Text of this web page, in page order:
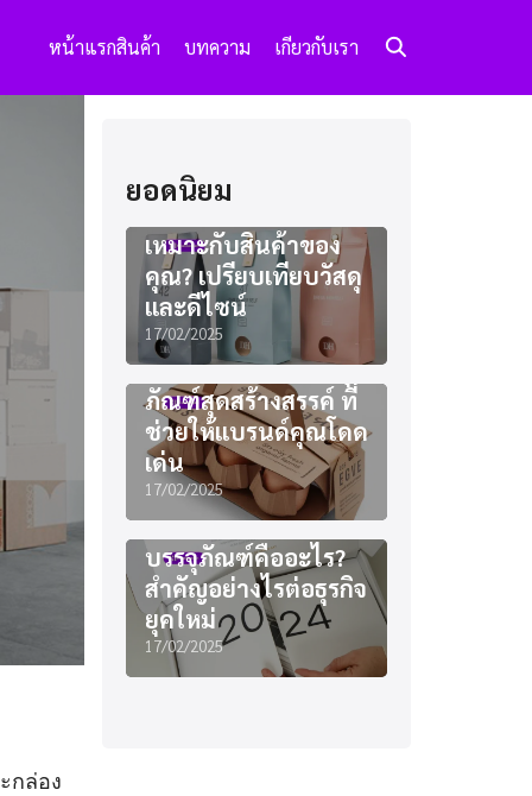
หน้าแรกสินค้า บทความ เกียวกับเรา
กล่อง
ยอดนิยม
เหมาะกับสินค้าของ
คุณ? เปรียบเทียบวัสดุ
และดีไซน์
17/02/2025
ไอเดียออกแบบบรรจุ
ภัณฑ์สุดสร้างสรรค์ ที่
ช่วยให้แบรนด์คุณโดด
เด่น
17/02/2025
บรรจุภัณฑ์คืออะไร?
สำคัญอย่างไรต่อธุรกิจ
ยุคใหม่
17/02/2025